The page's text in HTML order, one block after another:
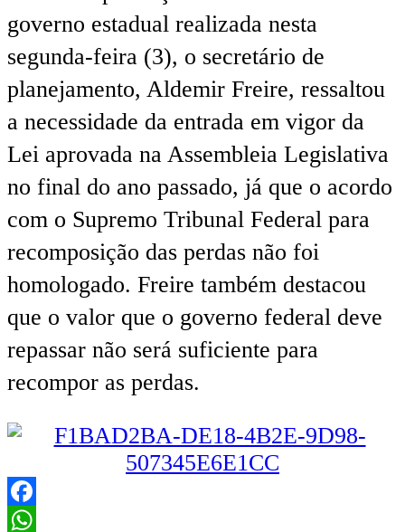
governo estadual realizada nesta
segunda-feira (3), o secretário de
planejamento, Aldemir Freire, ressaltou
a necessidade da entrada em vigor da
Lei aprovada na Assembleia Legislativa
no final do ano passado, já que o acordo
com o Supremo Tribunal Federal para
recomposição das perdas não foi
homologado. Freire também destacou
que o valor que o governo federal deve
repassar não será suficiente para
recompor as perdas.
Facebook